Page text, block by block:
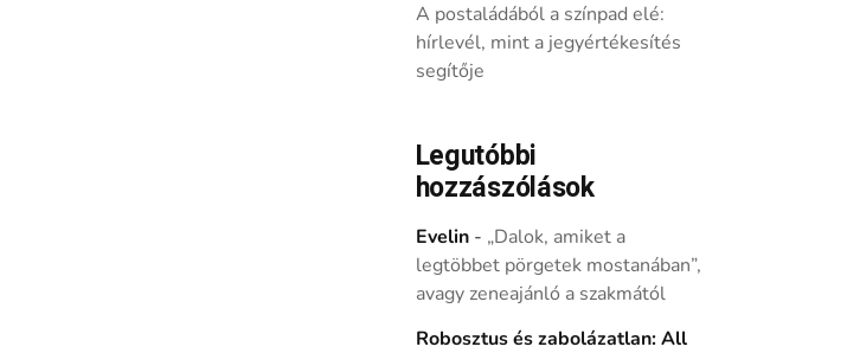
A postaládából a színpad elé:
hírlevél, mint a jegyértékesítés
segítője
Legutóbbi
hozzászólások
Evelin- „Dalok, amiket a
legtöbbet pörgetek mostanában”,
avagy zeneajánló a szakmától
Robosztus és zabolázatlan: All